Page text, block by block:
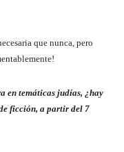
que nunca, pero
en temáticas judías, ¿hay
ficción, a partir del 7